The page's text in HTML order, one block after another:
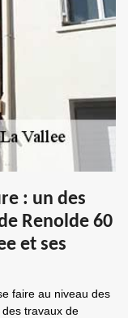
: un des
Renolde 60
et ses
faire au niveau des
travaux de